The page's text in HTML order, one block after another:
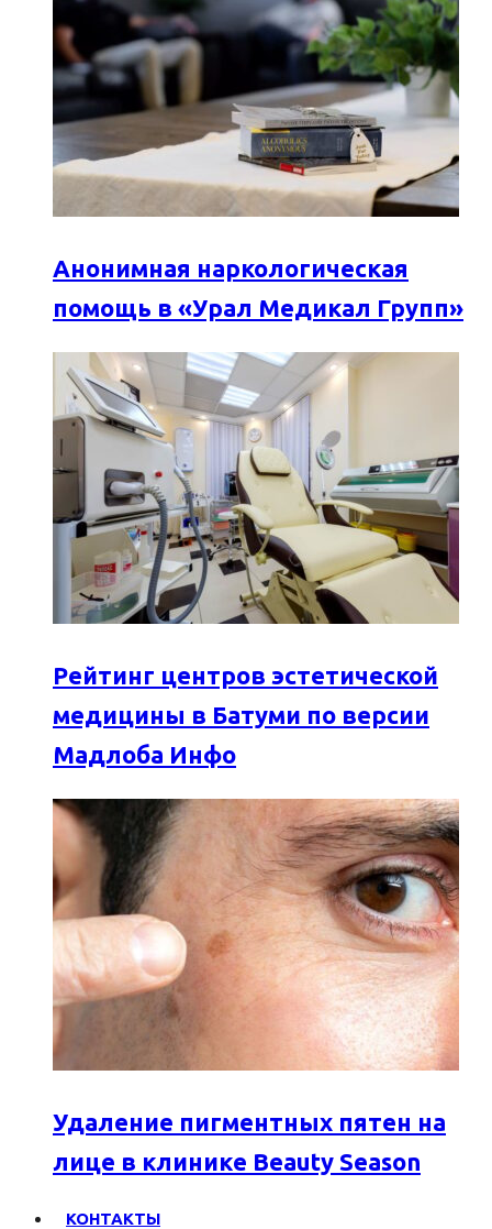
Анонимная наркологическая
помощь в «Урал Медикал Групп»
Рейтинг центров эстетической
медицины в Батуми по версии
Мадлоба Инфо
Удаление пигментных пятен на
лице в клинике Beauty Season
КОНТАКТЫ